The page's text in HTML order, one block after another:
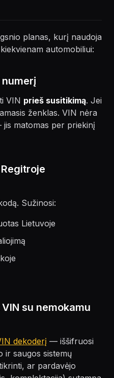
planas, kurį naudoja
automobiliui:
numerį
VIN prieš susitikimą. Jei
ženklas. VIN nėra
matomas per priekinį
Sužinosi:
Lietuvoje
su nemokamu
dekoderį — iššifruosi
ir saugos sistemų
ar pardavėjo